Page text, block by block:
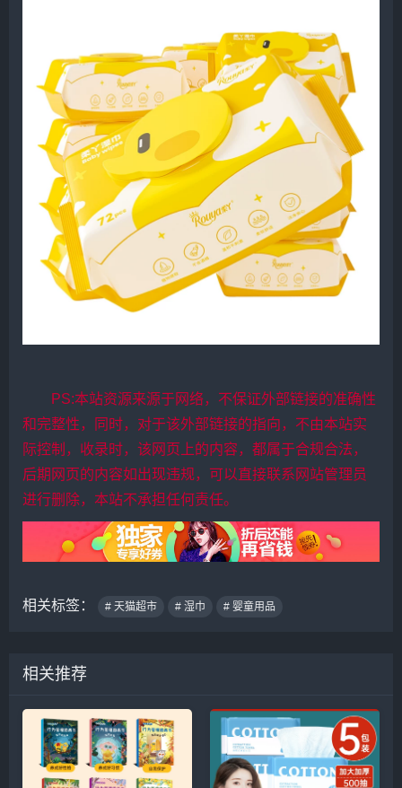
PS:本站资源来源于网络，不保证外部链接的准确性
和完整性，同时，对于该外部链接的指向，不由本站实
际控制，收录时，该网页上的内容，都属于合规合法，
后期网页的内容如出现违规，可以直接联系网站管理员
进行删除，本站不承担任何责任。
相关标签： # 天猫超市 # 湿巾 # 婴童用品
相关推荐